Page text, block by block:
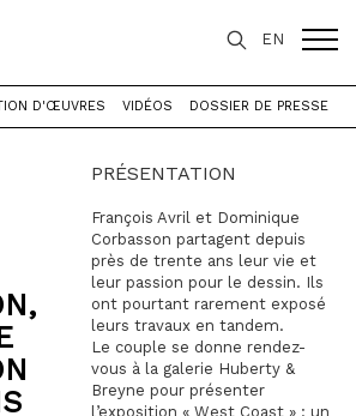
EN
West Coast
,
D'ŒUVRES VIDÉOS DOSSIER DE PRESSE
PRÉSENTATION
François Avril et Dominique
Corbasson partagent depuis
près de trente ans leur vie et
leur passion pour le dessin. Ils
ont pourtant rarement exposé
leurs travaux en tandem.
Le couple se donne rendez-
vous à la galerie Huberty &
Breyne pour présenter
l’exposition « West Coast » : un